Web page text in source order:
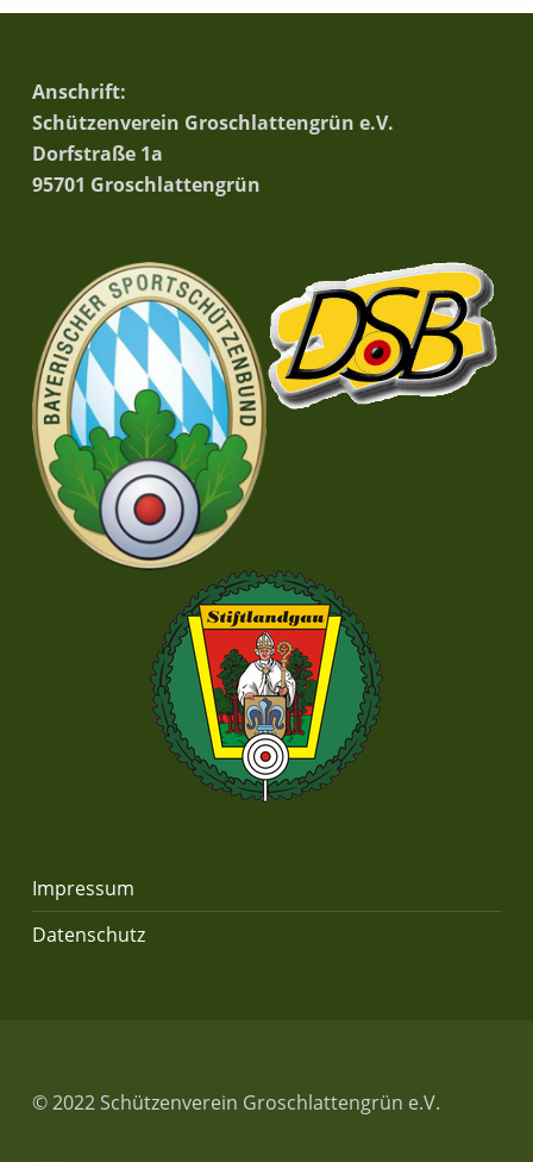
Anschrift:
Schützenverein Groschlattengrün e.V.
Dorfstraße 1a
95701 Groschlattengrün
Impressum
Datenschutz
© 2022 Schützenverein Groschlattengrün e.V.